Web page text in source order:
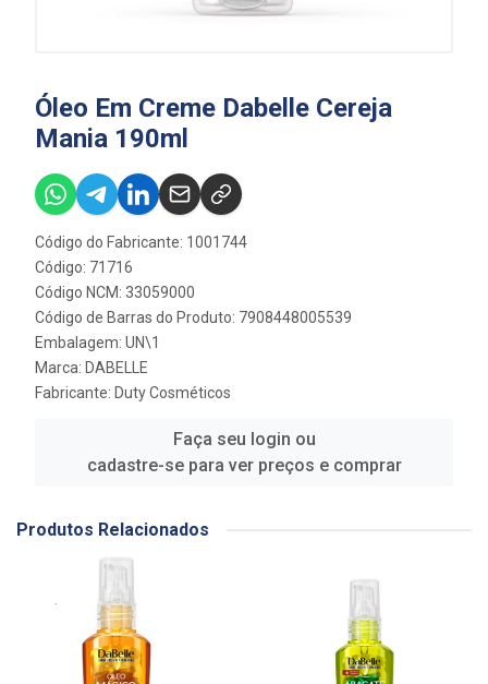
Óleo Em Creme Dabelle Cereja
Mania 190ml
Código do Fabricante: 1001744
Código: 71716
Código NCM: 33059000
Código de Barras do Produto: 7908448005539
Embalagem: UN\1
Marca: DABELLE
Fabricante: Duty Cosméticos
Faça seu login ou
cadastre-se para ver preços e comprar
Produtos Relacionados